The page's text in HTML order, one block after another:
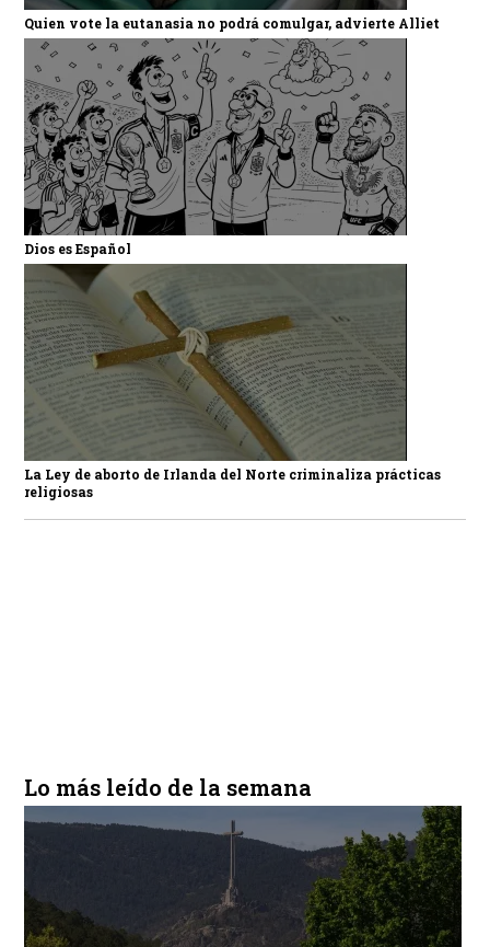
Quien vote la eutanasia no podrá comulgar, advierte Alliet
Dios es Español
La Ley de aborto de Irlanda del Norte criminaliza prácticas
religiosas
Lo más leído de la semana